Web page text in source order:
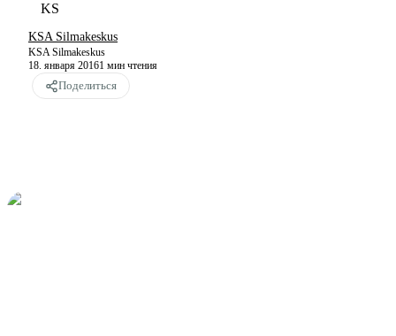
KS
KSA Silmakeskus
KSA Silmakeskus
18. января 20161 мин чтения
Поделиться